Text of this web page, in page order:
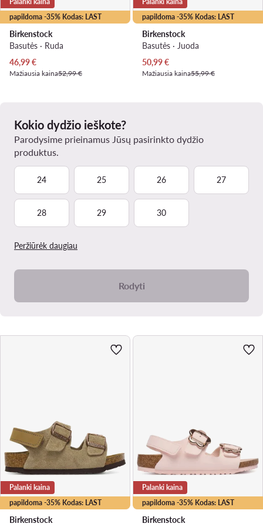
papildoma -35% Kodas: LAST
Birkenstock
Basutės · Ruda
Dabartinė kaina
46,99€
Mažiausia kaina52,99 €
papildoma -35% Kodas: LAST
Birkenstock
Basutės · Juoda
Dabartinė kaina
50,99€
Mažiausia kaina55,99 €
Kokio dydžio ieškote?
Parodysime prieinamus Jūsų pasirinkto dydžio
produktus.
24 25 26 27
28 29 30
Peržiūrėk daugiau
Rodyti
papildoma -35% Kodas: LAST
Palanki kaina
Birkenstock
papildoma -35% Kodas: LAST
Palanki kaina
Birkenstock